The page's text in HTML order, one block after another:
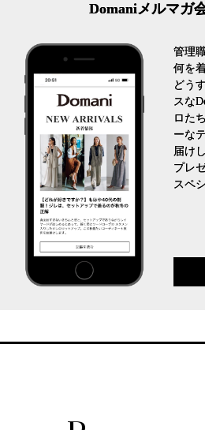
Domaniメルマガ
管理
何を
どう
スな
ロた
ーな
届け
プレ
スペ